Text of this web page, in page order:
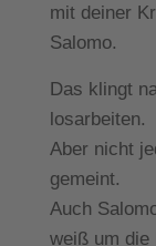
mit deiner
Salomo.
Das klingt
losarbeiten.
Aber nicht
gemeint.
Auch
weiß um die